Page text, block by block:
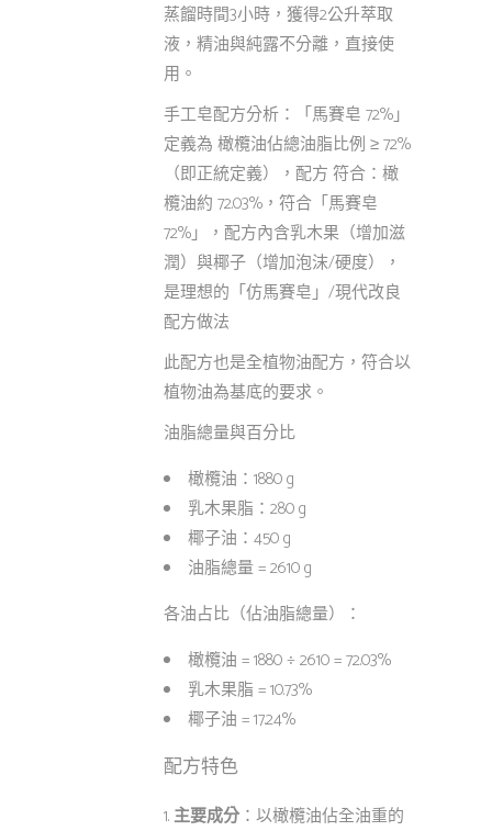
蒸餾時間3小時，獲得2公升萃取
液，精油與純露不分離，直接使
用。
手工皂配方分析：「馬賽皂 72%」
定義為 橄欖油佔總油脂比例 ≥ 72%
（即正統定義），配方 符合：橄
欖油約 72.03%，符合「馬賽皂
72%」，配方內含乳木果（增加滋
潤）與椰子（增加泡沫/硬度），
是理想的「仿馬賽皂」/現代改良
配方做法
此配方也是全植物油配方，符合以
植物油為基底的要求。
油脂總量與百分比
橄欖油：1880 g
乳木果脂：280 g
椰子油：450 g
油脂總量 = 2610 g
各油占比（佔油脂總量）：
橄欖油 = 1880 ÷ 2610 = 72.03%
乳木果脂 = 10.73%
椰子油 = 17.24%
配方特色
主要成分 ：以橄欖油佔全油重的